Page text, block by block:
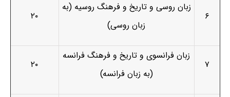
۶
زبان روسی و تاریخ و فرهنگ روسیه (به
زبان روسی)
۲۰
۷
زبان فرانسوی و تاریخ و فرهنگ فرانسه
(به زبان فرانسه)
۲۰